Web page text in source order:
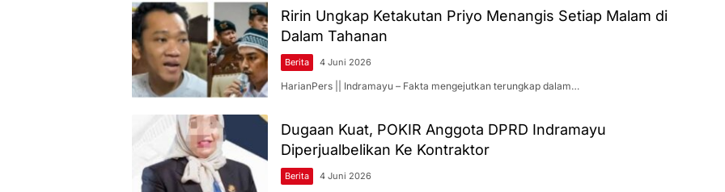
Ririn Ungkap Ketakutan Priyo Menangis Setiap Malam di
Dalam Tahanan
Berita 4 Juni 2026
HarianPers || Indramayu – Fakta mengejutkan terungkap dalam…
Dugaan Kuat, POKIR Anggota DPRD Indramayu
Diperjualbelikan Ke Kontraktor
Berita 4 Juni 2026